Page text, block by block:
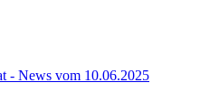
- News vom 10.06.2025